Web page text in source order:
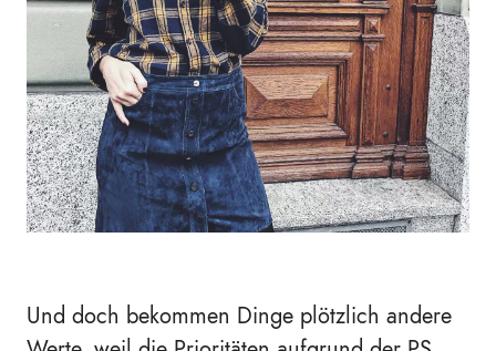
Und doch bekommen Dinge plötzlich andere